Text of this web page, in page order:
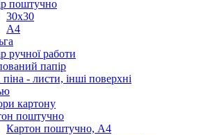
поштучно
30х30
А4
ручної работи
папір
- листи, інші поверхні
картону
поштучно
Картон поштучно, А4